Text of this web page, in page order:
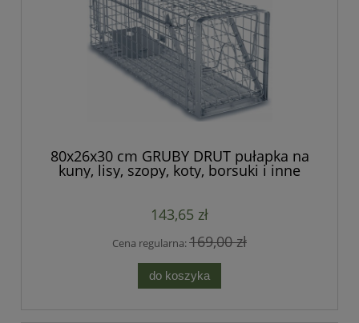
80x26x30 cm GRUBY DRUT pułapka na
kuny, lisy, szopy, koty, borsuki i inne
duże zwierzęta jednowejściowa, bardzo
143,65 zł
Cena regularna:169,00 zł
do koszyka